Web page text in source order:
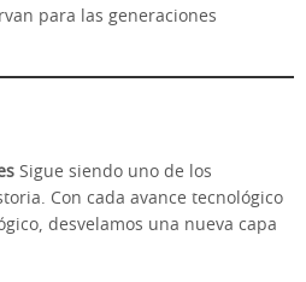
para las generaciones
Sigue siendo uno de los
Con cada avance tecnológico
desvelamos una nueva capa